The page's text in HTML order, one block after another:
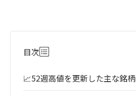
目次
📈52週高値を更新した主な銘柄